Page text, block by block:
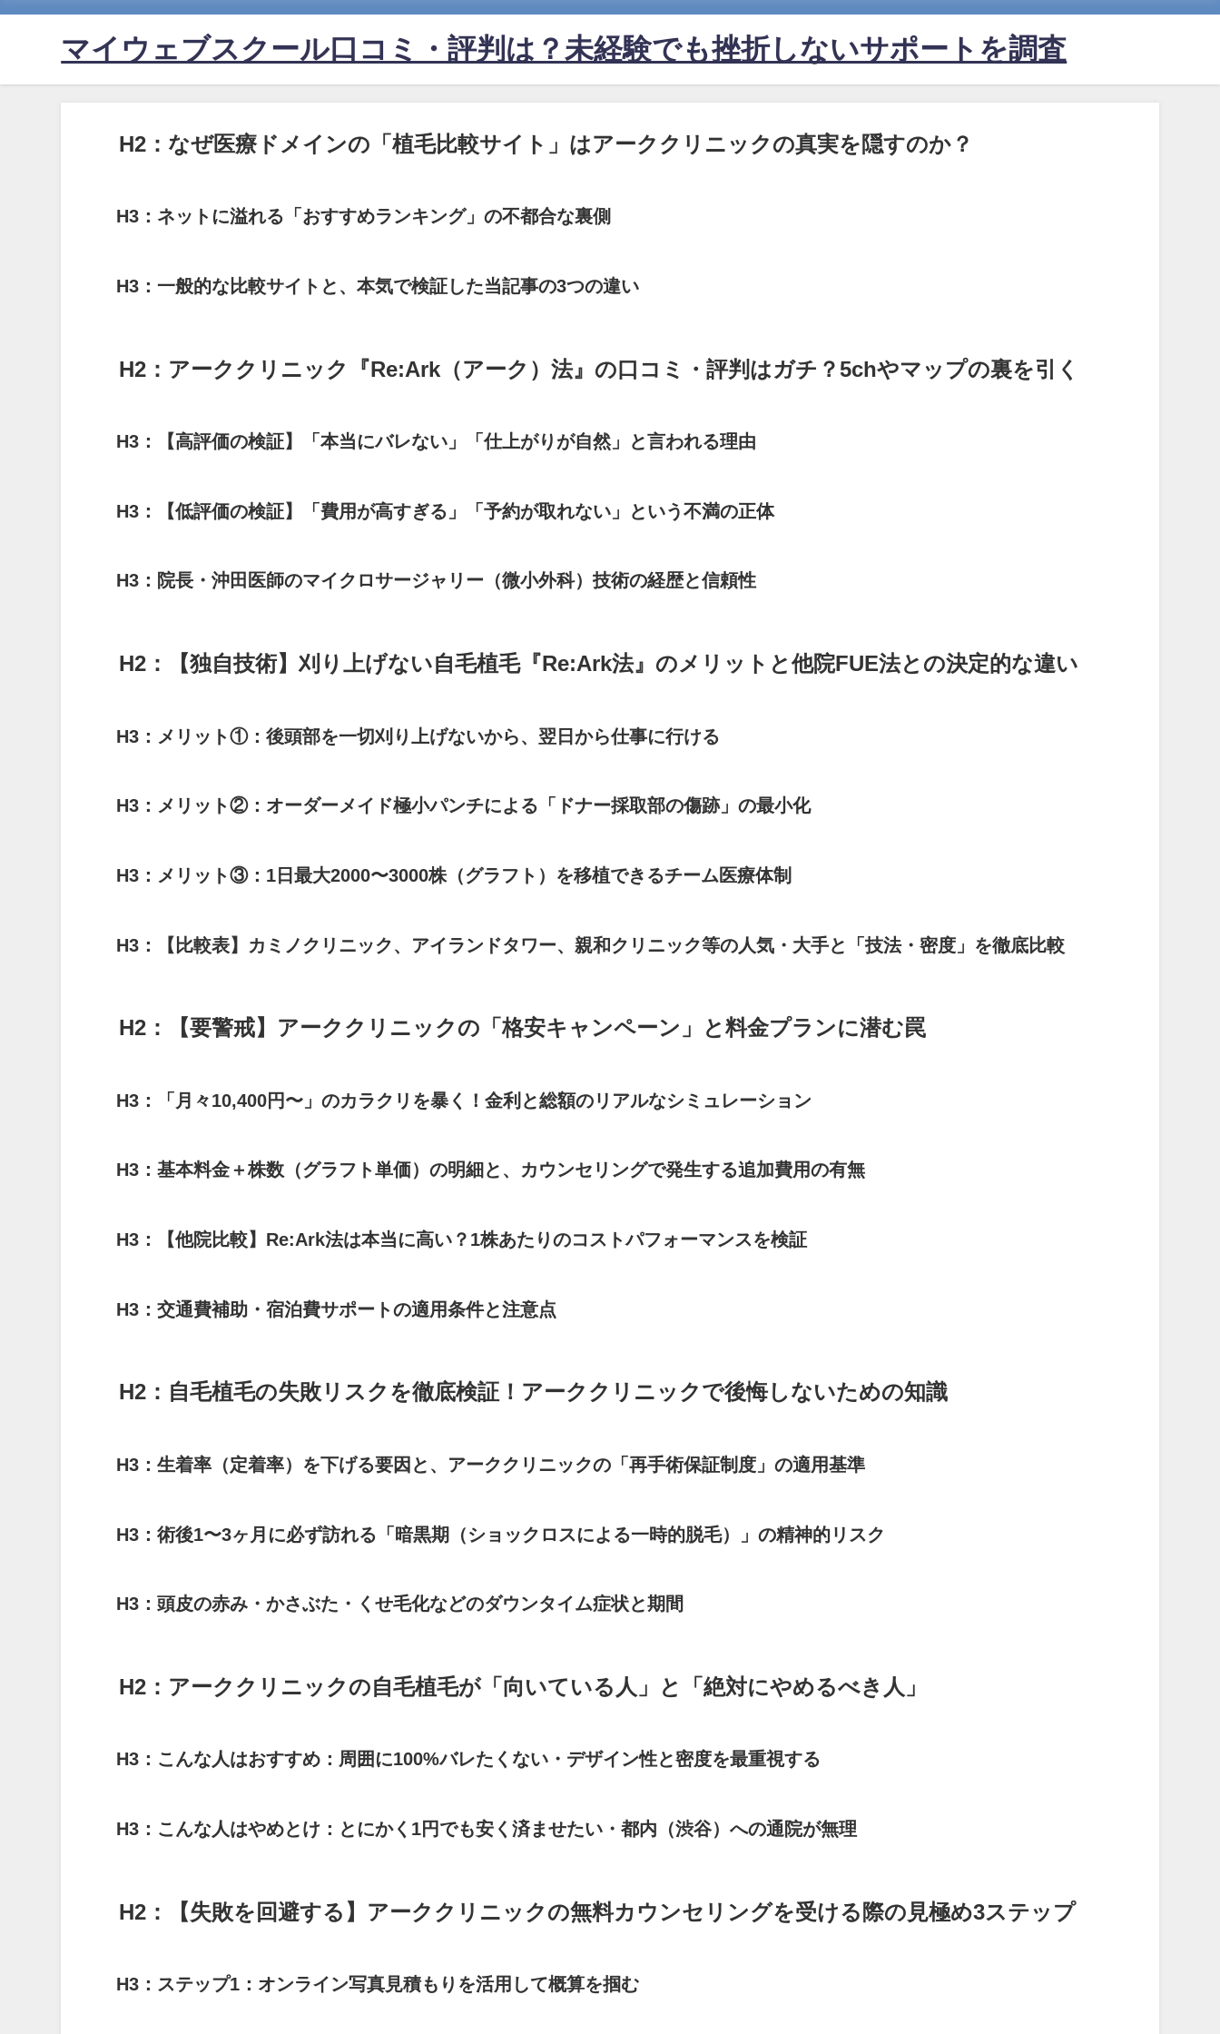
マイウェブスクール口コミ・評判は？未経験でも挫折しないサポートを調査
H2：なぜ医療ドメインの「植毛比較サイト」はアーククリニックの真実を隠すのか？
H3：ネットに溢れる「おすすめランキング」の不都合な裏側
H3：一般的な比較サイトと、本気で検証した当記事の3つの違い
H2：アーククリニック『Re:Ark（アーク）法』の口コミ・評判はガチ？5chやマップの裏を引く
H3：【高評価の検証】「本当にバレない」「仕上がりが自然」と言われる理由
H3：【低評価の検証】「費用が高すぎる」「予約が取れない」という不満の正体
H3：院長・沖田医師のマイクロサージャリー（微小外科）技術の経歴と信頼性
H2：【独自技術】刈り上げない自毛植毛『Re:Ark法』のメリットと他院FUE法との決定的な違い
H3：メリット①：後頭部を一切刈り上げないから、翌日から仕事に行ける
H3：メリット②：オーダーメイド極小パンチによる「ドナー採取部の傷跡」の最小化
H3：メリット③：1日最大2000〜3000株（グラフト）を移植できるチーム医療体制
H3：【比較表】カミノクリニック、アイランドタワー、親和クリニック等の人気・大手と「技法・密度」を徹底比較
H2：【要警戒】アーククリニックの「格安キャンペーン」と料金プランに潜む罠
H3：「月々10,400円〜」のカラクリを暴く！金利と総額のリアルなシミュレーション
H3：基本料金＋株数（グラフト単価）の明細と、カウンセリングで発生する追加費用の有無
H3：【他院比較】Re:Ark法は本当に高い？1株あたりのコストパフォーマンスを検証
H3：交通費補助・宿泊費サポートの適用条件と注意点
H2：自毛植毛の失敗リスクを徹底検証！アーククリニックで後悔しないための知識
H3：生着率（定着率）を下げる要因と、アーククリニックの「再手術保証制度」の適用基準
H3：術後1〜3ヶ月に必ず訪れる「暗黒期（ショックロスによる一時的脱毛）」の精神的リスク
H3：頭皮の赤み・かさぶた・くせ毛化などのダウンタイム症状と期間
H2：アーククリニックの自毛植毛が「向いている人」と「絶対にやめるべき人」
H3：こんな人はおすすめ：周囲に100%バレたくない・デザイン性と密度を最重視する
H3：こんな人はやめとけ：とにかく1円でも安く済ませたい・都内（渋谷）への通院が無理
H2：【失敗を回避する】アーククリニックの無料カウンセリングを受ける際の見極め3ステップ
H3：ステップ1：オンライン写真見積もりを活用して概算を掴む